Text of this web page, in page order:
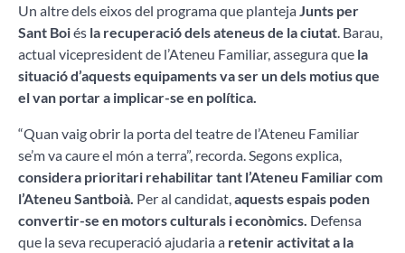
Un altre dels eixos del programa que planteja Junts per
Sant Boiés la recuperació dels ateneus de la ciutat . Barau,
actual vicepresident de l’Ateneu Familiar, assegura que la
situació d’aquests equipaments va ser un dels motius que
el van portar a implicar-se en política.
“Quan vaig obrir la porta del teatre de l’Ateneu Familiar
se’m va caure el món a terra”, recorda. Segons explica,
considera prioritari rehabilitar tant l’Ateneu Familiar com
l’Ateneu Santboià. Per al candidat, aquests espais poden
convertir-se en motors culturals i econòmics. Defensa
que la seva recuperació ajudaria a retenir activitat a la